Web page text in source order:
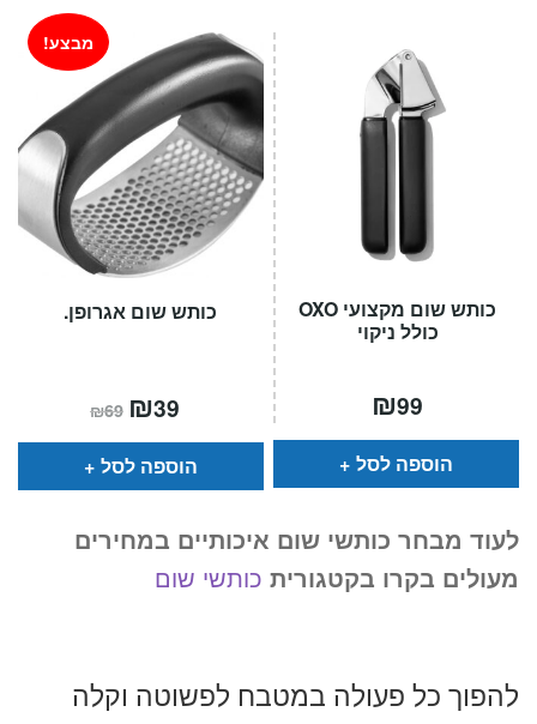
כותש שום אגרופן.
מבצע!
₪69 המחיר
המקורי
היה:
₪69.
₪39
הוא:
הוספה לסל
כותש שום מקצועי OXO
כולל ניקוי
₪99
הוספה לסל
לעוד מבחר כותשי שום איכותיים במחירים
מעולים בקרו בקטגורית כותשי שום
להפוך כל פעולה במטבח לפשוטה וקלה